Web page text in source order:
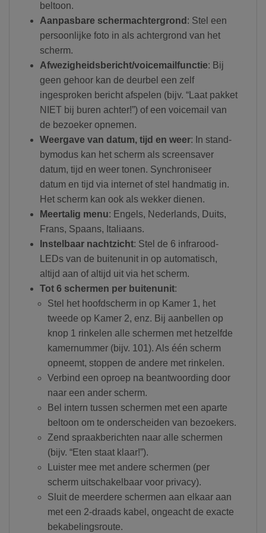
beltoon.
Aanpasbare schermachtergrond : Stel een
persoonlijke foto in als achtergrond van het
scherm.
Afwezigheidsbericht/voicemailfunctie: Bij
geen gehoor kan de deurbel een zelf
ingesproken bericht afspelen (bijv. “Laat pakket
NIET bij buren achter!”) of een voicemail van
de bezoeker opnemen.
Weergave van datum, tijd en weer: In stand-
bymodus kan het scherm als screensaver
datum, tijd en weer tonen. Synchroniseer
datum en tijd via internet of stel handmatig in.
Het scherm kan ook als wekker dienen.
Meertalig menu: Engels, Nederlands, Duits,
Frans, Spaans, Italiaans.
Instelbaar nachtzicht: Stel de 6 infrarood-
LEDs van de buitenunit in op automatisch,
altijd aan of altijd uit via het scherm.
Tot 6 schermen per buitenunit:
Stel het hoofdscherm in op Kamer 1, het
tweede op Kamer 2, enz. Bij aanbellen op
knop 1 rinkelen alle schermen met hetzelfde
kamernummer (bijv. 101). Als één scherm
opneemt, stoppen de andere met rinkelen.
Verbind een oproep na beantwoording door
naar een ander scherm.
Bel intern tussen schermen met een aparte
beltoon om te onderscheiden van bezoekers.
Zend spraakberichten naar alle schermen
(bijv. “Eten staat klaar!”).
Luister mee met andere schermen (per
scherm uitschakelbaar voor privacy).
Sluit de meerdere schermen aan elkaar aan
met een 2-draads kabel, ongeacht de exacte
bekabelingsroute.